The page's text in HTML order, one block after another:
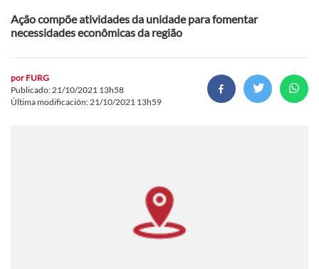
Ação compõe atividades da unidade para fomentar
necessidades econômicas da região
por FURG
Publicado: 21/10/2021 13h58
Última modificación: 21/10/2021 13h59